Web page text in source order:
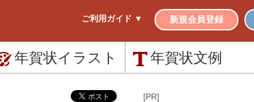
ご利用ガイド ▼ 新規会員登録
年賀状イラスト 年賀状文例
[PR]